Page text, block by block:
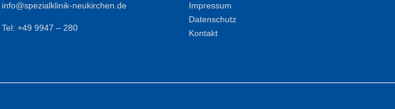
info@spezialklinik-neukirchen.de
Tel: +49 9947 – 280
Impressum
Datenschutz
Kontakt